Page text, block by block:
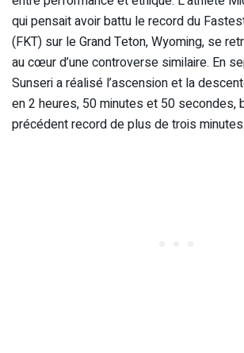
qui pensait avoir battu le record du
(FKT) sur le Grand Teton, Wyoming, se
au cœur d’une controverse similaire. En
Sunseri a réalisé l’ascension et la
en 2 heures, 50 minutes et 50 secondes,
précédent record de plus de trois minutes.